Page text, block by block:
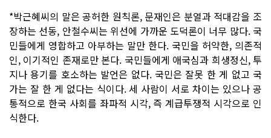
*박근혜씨의 말은 공허한 원칙론, 문재인은 분열과 적대감을 조
장하는 선동, 안철수씨는 위선에 가까운 도덕론이 너무 많다. 국
민들에게 영합하고 아부하는 말만 한다. 국민을 허약한, 의존적
인, 이기적인 존재로만 본다. 국민들에게 애국심과 희생정신, 투
지나 용기를 호소하는 발언은 없다. 국민은 잘못 한 게 없고 국
가는 잘 한 게 없다는 식이다. 세 사람이 서로 차이는 있으나 공
통적으로 한국 사회를 좌파적 시각, 즉 계급투쟁적 시각으로 인
식한다.